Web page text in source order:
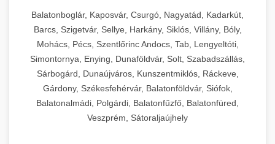
Balatonboglár, Kaposvár, Csurgó, Nagyatád, Kadarkút,
Barcs, Szigetvár, Sellye, Harkány, Siklós, Villány, Bóly,
Mohács, Pécs, Szentlőrinc Andocs, Tab, Lengyeltóti,
Simontornya, Enying, Dunaföldvár, Solt, Szabadszállás,
Sárbogárd, Dunaújváros, Kunszentmiklós, Ráckeve,
Gárdony, Székesfehérvár, Balatonföldvár, Siófok,
Balatonalmádi, Polgárdi, Balatonfűzfő, Balatonfüred,
Veszprém, Sátoraljaújhely